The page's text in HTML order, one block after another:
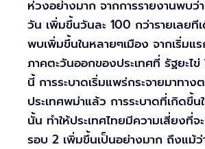
ห่วงอย่างมาก จากการรายงานพบว่
วัน เพิ่มขึ้นวันละ 100 กว่ารายเลยที
พบเพิ่มขึ้นในหลายๆเมือง จากเริ่มแ
ภาคตะวันออกของประเทศที่ รัฐยะไ
นี้ การระบาดเริ่มแพร่กระจายมาทา
ประเทศพม่าแล้ว การระบาดที่เกิดขึ้น
นั้น ทำให้ประเทศไทยมีความเสี่ยงที่จ
รอบ 2 เพิ่มขึ้นเป็นอย่างมาก ถึงแม้